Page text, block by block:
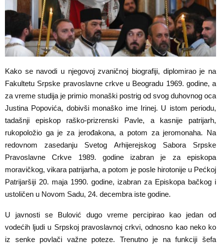
Kako se navodi u njegovoj zvaničnoj biografiji, diplomirao je na
Fakultetu Srpske pravoslavne crkve u Beogradu 1969. godine, a
za vreme studija je primio monaški postrig od svog duhovnog oca
Justina Popovića, dobivši monaško ime Irinej. U istom periodu,
tadašnji episkop raško-prizrenski Pavle, a kasnije patrijarh,
rukopoložio ga je za jerođakona, a potom za jeromonaha. Na
redovnom zasedanju Svetog Arhijerejskog Sabora Srpske
Pravoslavne Crkve 1989. godine izabran je za episkopa
moravičkog, vikara patrijarha, a potom je posle hirotonije u Pećkoj
Patrijaršiji 20. maja 1990. godine, izabran za Episkopa bačkog i
ustoličen u Novom Sadu, 24. decembra iste godine.
U javnosti se Bulović dugo vreme percipirao kao jedan od
vodećih ljudi u Srpskoj pravoslavnoj crkvi, odnosno kao neko ko
iz senke povlači važne poteze. Trenutno je na funkciji šefa